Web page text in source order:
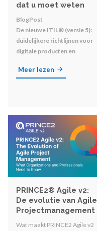
dat u moet weten
BlogPost
De nieuwe ITIL® (versie 5):
duidelijkere richtlijnen voor
digitale producten en
Meer lezen
PRINCE2® Agile v2:
De evolutie van Agile
Projectmanagement
Wat maakt PRINCE2 Agile v2